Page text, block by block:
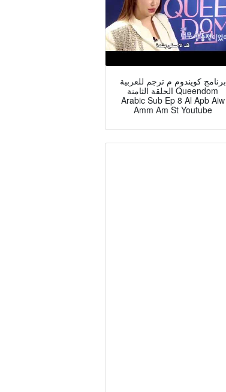
برنامج كويندوم م ترجم للعربية
الحلقة الثامنة Queendom
Arabic Sub Ep 8 Al Apb Aiw
Amm Am St Youtube